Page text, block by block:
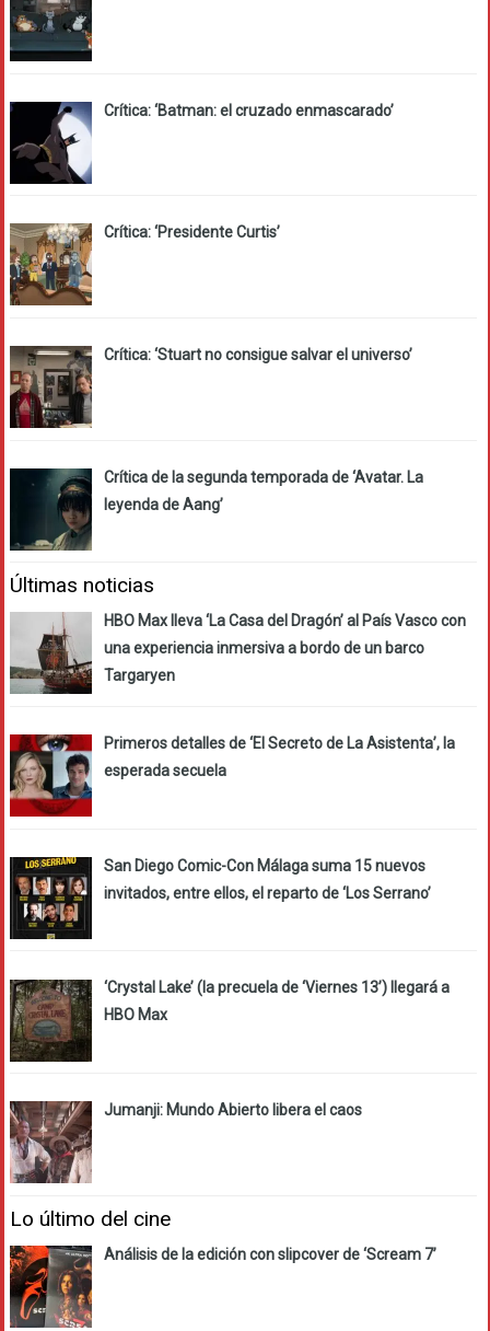
Crítica: ‘Batman: el cruzado enmascarado’
Crítica: ‘Presidente Curtis’
Crítica: ‘Stuart no consigue salvar el universo’
Crítica de la segunda temporada de ‘Avatar. La
leyenda de Aang’
Últimas noticias
HBO Max lleva ‘La Casa del Dragón’ al País Vasco con
una experiencia inmersiva a bordo de un barco
Targaryen
Primeros detalles de ‘El Secreto de La Asistenta’, la
esperada secuela
San Diego Comic-Con Málaga suma 15 nuevos
invitados, entre ellos, el reparto de ‘Los Serrano’
‘Crystal Lake’ (la precuela de ‘Viernes 13’) llegará a
HBO Max
Jumanji: Mundo Abierto libera el caos
Lo último del cine
Análisis de la edición con slipcover de ‘Scream 7’